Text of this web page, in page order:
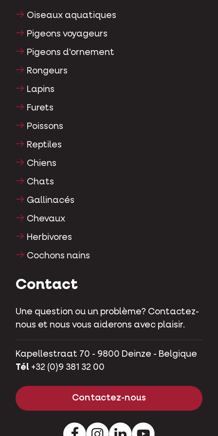
Oiseaux aquatiques
Pigeons voyageurs
Pigeons d'ornement
Rongeurs
Lapins
Furets
Poissons
Reptiles
Chiens
Chats
Gallinacés
Chevaux
Herbivores
Cochons nains
Contact
Une question ou un problème? Contactez-
nous et nous vous aiderons avec plaisir.
Kapellestraat 70 - 9800 Deinze - Belgique
Tél +32 (0)9 381 32 00
Contactez-nous
FacebookInstagramLinkedInYoutube